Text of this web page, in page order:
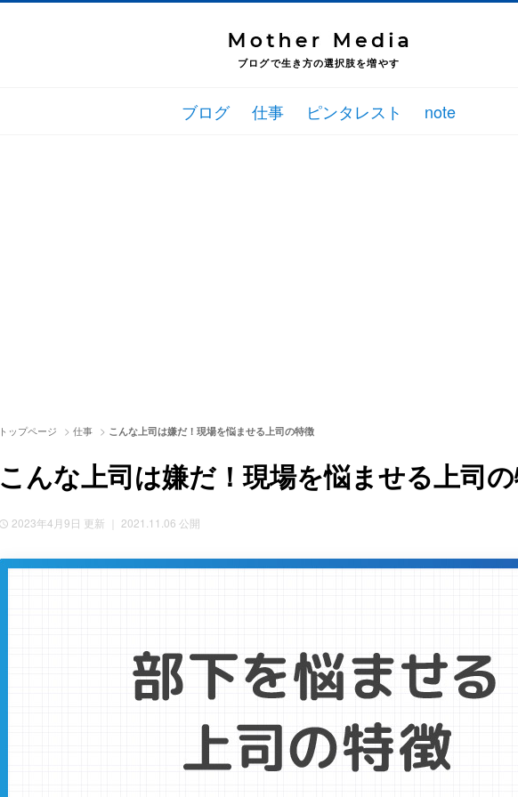
ブログで生き方の選択肢を増やす
ブログ 仕事 ピンタレスト note
トップページ > 仕事 > こんな上司は嫌だ！現場を悩ませる上司の特徴
こんな上司は嫌だ！現場を悩ませる上司
2023年4月9日 更新 ｜ 2021.11.06 公開